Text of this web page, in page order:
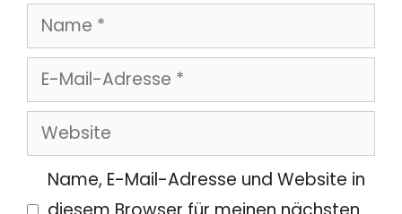
Name
E-
Mail-
Adresse
Website
Name, E-Mail-Adresse und Website in